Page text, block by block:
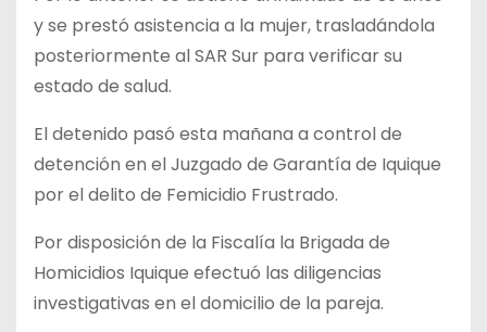
y se prestó asistencia a la mujer, trasladándola
posteriormente al SAR Sur para verificar su
estado de salud.
El detenido pasó esta mañana a control de
detención en el Juzgado de Garantía de Iquique
por el delito de Femicidio Frustrado.
Por disposición de la Fiscalía la Brigada de
Homicidios Iquique efectuó las diligencias
investigativas en el domicilio de la pareja.